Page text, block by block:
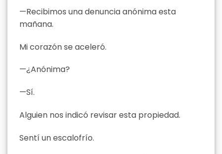
—Recibimos una denuncia anónima esta
mañana.
Mi corazón se aceleró.
—¿Anónima?
—Sí.
Alguien nos indicó revisar esta propiedad.
Sentí un escalofrío.